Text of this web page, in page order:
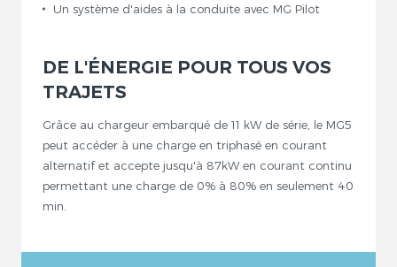
Un système d'aides à la conduite avec MG Pilot
DE L'ÉNERGIE POUR TOUS VOS
TRAJETS
Grâce au chargeur embarqué de 11 kW de série, le MG5
peut accéder à une charge en triphasé en courant
alternatif et accepte jusqu'à 87kW en courant continu
permettant une charge de 0% à 80% en seulement 40
min.